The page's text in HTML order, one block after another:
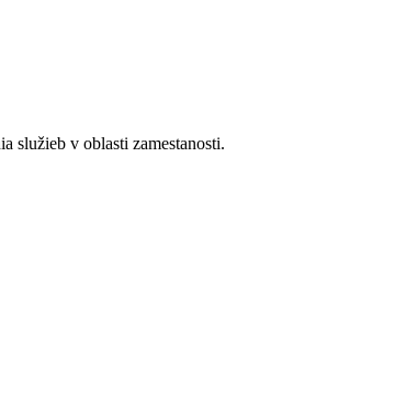
služieb v oblasti zamestanosti.